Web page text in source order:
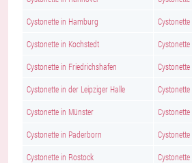
Cystonette in Hamburg
Cystonette in Kochstedt
Cystonette in Friedrichshafen
Cystonette in der Leipziger Halle
Cystonette in Münster
Cystonette in Paderborn
Cystonette in Rostock